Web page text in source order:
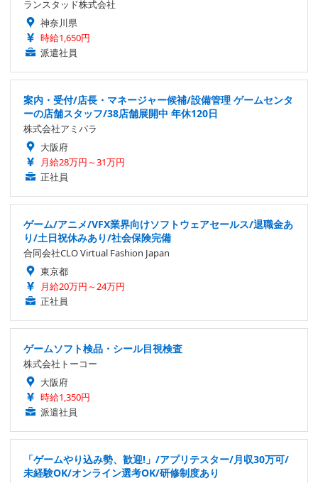
ランスタッド株式会社
神奈川県
時給1,650円
派遣社員
案内・受付/店長・マネージャー候補/設備管理 ゲームセンタ
ーの店舗スタッフ/38店舗展開中 年休120日
株式会社アミパラ
大阪府
月給28万円～31万円
正社員
ゲーム/アニメ/VFX業界向けソフトウェアセールス/退職金あ
り/土日祝休みあり/社会保険完備
合同会社CLO Virtual Fashion Japan
東京都
月給20万円～24万円
正社員
ゲームソフト検品・シール目視検査
株式会社トーコー
大阪府
時給1,350円
派遣社員
「ゲームやり込み勢、歓迎!」/アプリテスター/月収30万可/
未経験OK/オンライン選考OK/研修制度あり